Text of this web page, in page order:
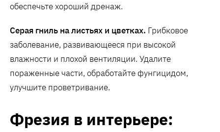
обеспечьте хороший дренаж.
Серая гниль на листьях и цветках. Грибковое
заболевание, развивающееся при высокой
влажности и плохой вентиляции. Удалите
пораженные части, обработайте фунгицидом,
улучшите проветривание.
Фрезия в интерьере: